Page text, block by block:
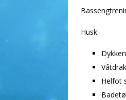
Husk:
Helfot